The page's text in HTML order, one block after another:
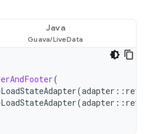
Java
(
(adapter ::
(adapter ::